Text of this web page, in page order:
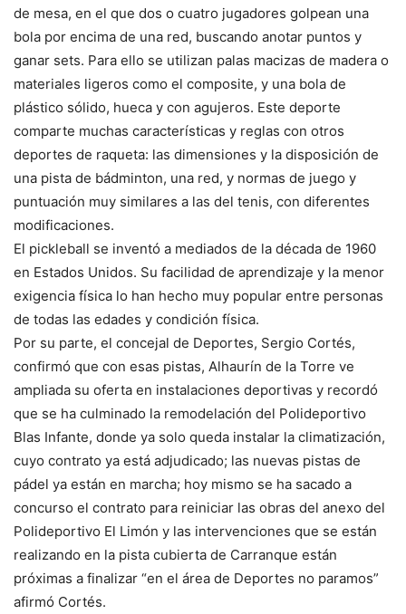
de mesa, en el que dos o cuatro jugadores golpean una
bola por encima de una red, buscando anotar puntos y
ganar sets. Para ello se utilizan palas macizas de madera o
materiales ligeros como el composite, y una bola de
plástico sólido, hueca y con agujeros. Este deporte
comparte muchas características y reglas con otros
deportes de raqueta: las dimensiones y la disposición de
una pista de bádminton, una red, y normas de juego y
puntuación muy similares a las del tenis, con diferentes
modificaciones.
El pickleball se inventó a mediados de la década de 1960
en Estados Unidos. Su facilidad de aprendizaje y la menor
exigencia física lo han hecho muy popular entre personas
de todas las edades y condición física.
Por su parte, el concejal de Deportes, Sergio Cortés,
confirmó que con esas pistas, Alhaurín de la Torre ve
ampliada su oferta en instalaciones deportivas y recordó
que se ha culminado la remodelación del Polideportivo
Blas Infante, donde ya solo queda instalar la climatización,
cuyo contrato ya está adjudicado; las nuevas pistas de
pádel ya están en marcha; hoy mismo se ha sacado a
concurso el contrato para reiniciar las obras del anexo del
Polideportivo El Limón y las intervenciones que se están
realizando en la pista cubierta de Carranque están
próximas a finalizar “en el área de Deportes no paramos”
afirmó Cortés.